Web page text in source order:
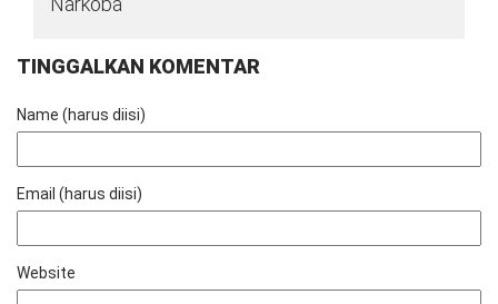
TINGGALKAN KOMENTAR
Name (harus diisi)
Email (harus diisi)
Website